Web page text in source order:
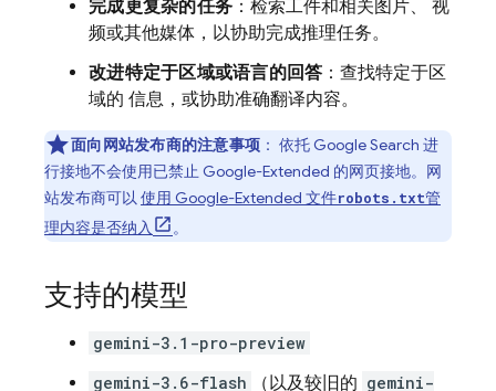
完成更复杂的任务 ：检索工件和相关图片、 视
频或其他媒体，以协助完成推理任务。
改进特定于区域或语言的回答 ：查找特定于区
域的 信息，或协助准确翻译内容。
面向网站发布商的注意事项 ： 依托 Google Search 进
行接地不会使用已禁止 Google-Extended 的网页接地。网
站发布商可以 使用 Google-Extended 文件robots.txt管
理内容是否纳入
。
支持的模型
gemini-3.1-pro-preview
gemini-3.6-flash
（以及较旧的 gemini-